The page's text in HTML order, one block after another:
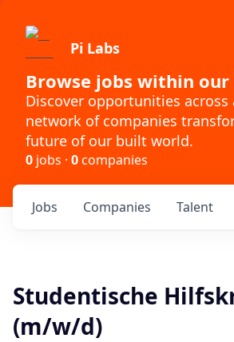
Pi Labs
Browse jobs within
Discover opportunities across
network of companies
future of our built world.
0 jobs · 0companies
Jobs Companies Talent
Studentische
(m/w/d)